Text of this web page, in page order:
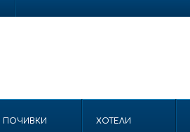
ПОЧИВКИ ХОТЕЛИ